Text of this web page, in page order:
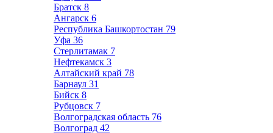
Братск 8
Ангарск 6
Республика Башкортостан 79
Уфа 36
Стерлитамак 7
Нефтекамск 3
Алтайский край 78
Барнаул 31
Бийск 8
Рубцовск 7
Волгоградская область 76
Волгоград 42